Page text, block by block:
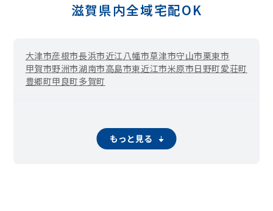
滋賀県内全域宅配OK
大津市彦根市長浜市近江八幡市草津市守山市栗東市
甲賀市野洲市湖南市高島市東近江市米原市日野町愛荘町
豊郷町甲良町多賀町
もっと見る